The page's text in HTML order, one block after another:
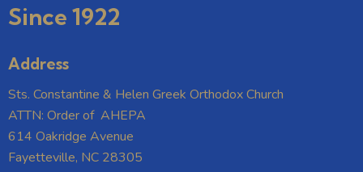
Since 1922
Address
Sts. Constantine & Helen Greek Orthodox Church
ATTN: Order of AHEPA
614 Oakridge Avenue
Fayetteville, NC 28305